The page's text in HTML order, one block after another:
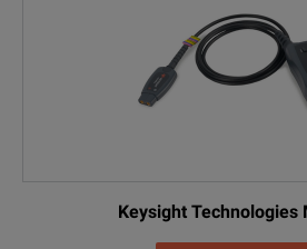
Keysight Technologies